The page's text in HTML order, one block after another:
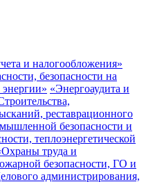
и налогообложения»
безопасности на
«Энергоаудита и
реставрационного
безопасности и
теплоэнергетической
труда и
безопасности, ГО и
администрирования,